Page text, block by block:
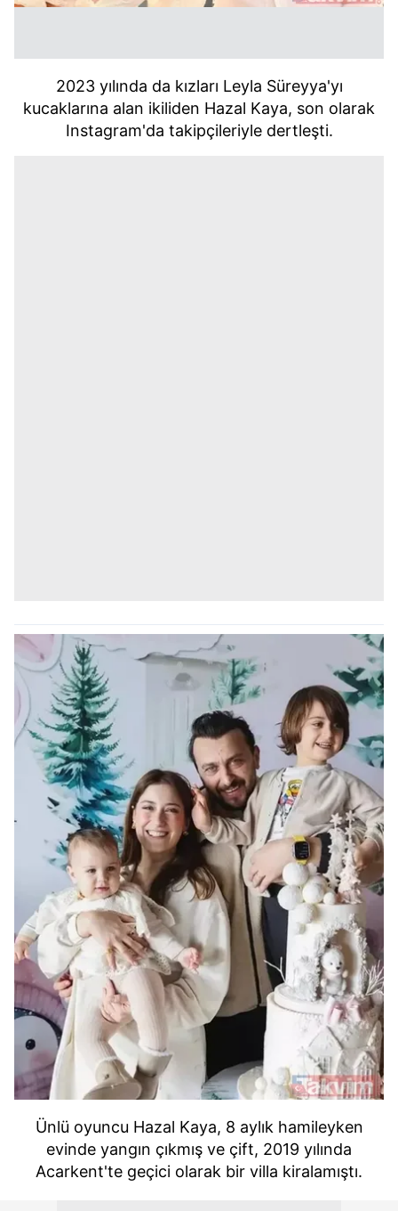
2023 yılında da kızları Leyla Süreyya'yı
kucaklarına alan ikiliden Hazal Kaya, son olarak
Instagram'da takipçileriyle dertleşti.
Ünlü oyuncu Hazal Kaya, 8 aylık hamileyken
evinde yangın çıkmış ve çift, 2019 yılında
Acarkent'te geçici olarak bir villa kiralamıştı.